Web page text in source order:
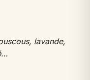
lavande,